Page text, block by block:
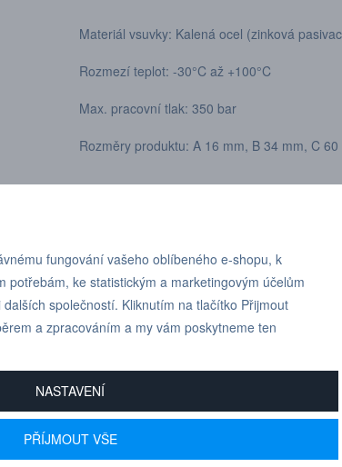
Materiál vsuvky: Kalená ocel (zinková
Rozmezí teplot: -30°C až +100°C
Max. pracovní tlak: 350 bar
Rozměry produktu: A 16 mm, B 34 mm, C
+420 731 517 942
AUTORIZOVANÝ DEALER
fungování vašeho oblíbeného e-shopu, k
potřebám, ke statistickým a marketingovým účelům
dalších společností. Kliknutím na tlačítko Přijmout
a zpracováním a my vám poskytneme ten
NASTAVENÍ
PŘÍJMOUT VŠE